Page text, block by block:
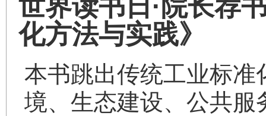
世界读书日·院长荐
化方法与实践》
本书跳出传统工业标
境、生态建设、公共